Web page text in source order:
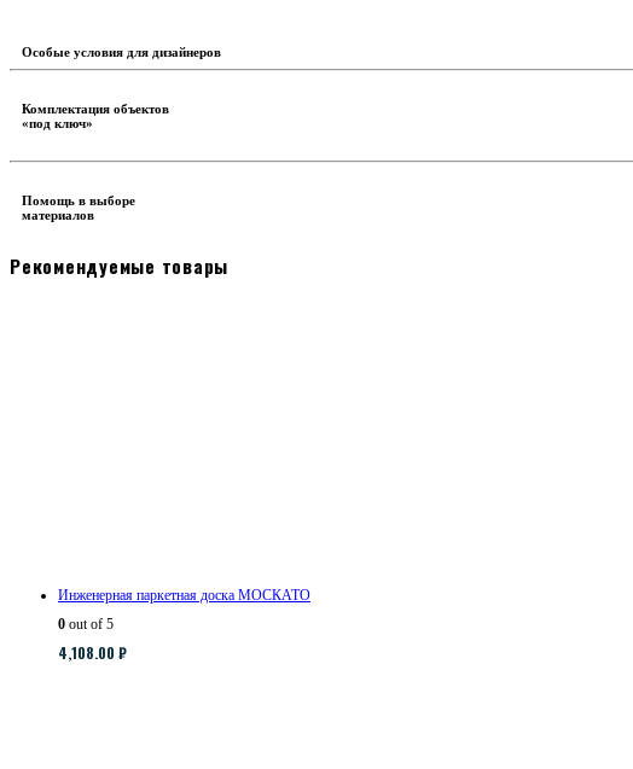
Особые условия для дизайнеров
Комплектация объектов
«под ключ»
Помощь в выборе
материалов
Рекомендуемые товары
Инженерная паркетная доска МОСКАТО
0 out of 5
4,108.00 ₽